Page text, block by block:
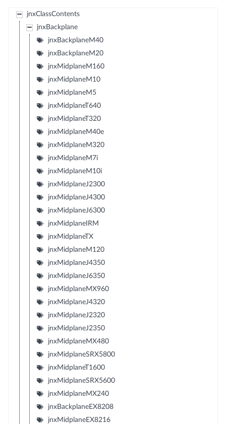
jnxClassContents
jnxBackplane
jnxBackplaneM40
jnxBackplaneM20
jnxMidplaneM160
jnxMidplaneM10
jnxMidplaneM5
jnxMidplaneT640
jnxMidplaneT320
jnxMidplaneM40e
jnxMidplaneM320
jnxMidplaneM7i
jnxMidplaneM10i
jnxMidplaneJ2300
jnxMidplaneJ4300
jnxMidplaneJ6300
jnxMidplaneIRM
jnxMidplaneTX
jnxMidplaneM120
jnxMidplaneJ4350
jnxMidplaneJ6350
jnxMidplaneMX960
jnxMidplaneJ4320
jnxMidplaneJ2320
jnxMidplaneJ2350
jnxMidplaneMX480
jnxMidplaneSRX5800
jnxMidplaneT1600
jnxMidplaneSRX5600
jnxMidplaneMX240
jnxBackplaneEX8208
jnxMidplaneEX8216